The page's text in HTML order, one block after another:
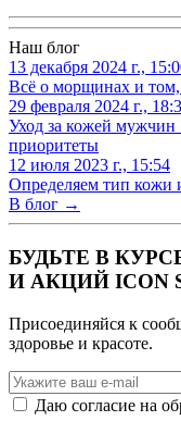
Наш блог
13 декабря 2024 г.,
Всё о морщинах и том,
29 февраля 2024 г.,
Уход за кожей мужчин
приоритеты
12 июля 2023 г., 15:54
Определяем тип кожи
В блог →
БУДЬТЕ В
И АКЦИЙ ICON
Присоединяйся к
здоровье и красоте.
Даю согласие на